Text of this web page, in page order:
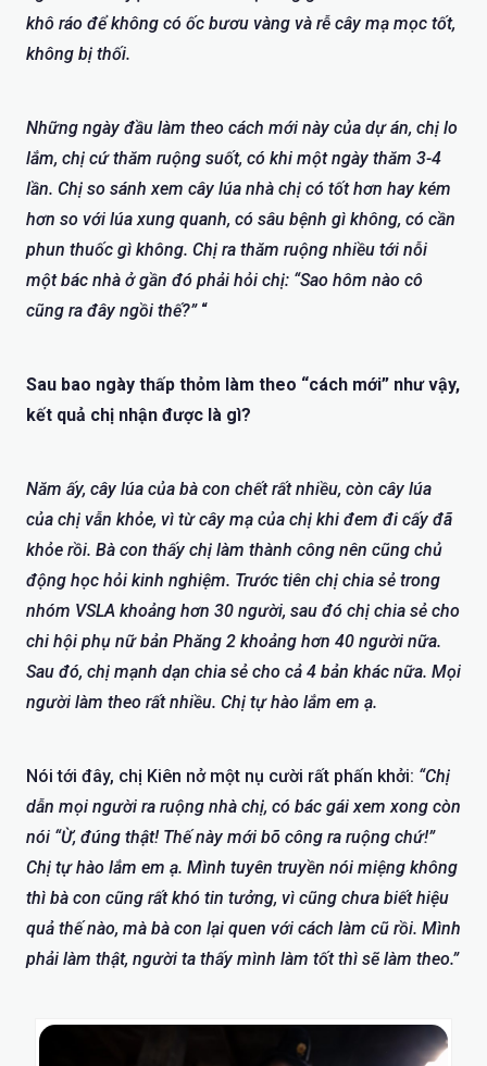
khô ráo để không có ốc bươu vàng và rễ cây mạ mọc tốt,
không bị thối.
Những ngày đầu làm theo cách mới này của dự án, chị lo
lắm, chị cứ thăm ruộng suốt, có khi một ngày thăm 3-4
lần. Chị so sánh xem cây lúa nhà chị có tốt hơn hay kém
hơn so với lúa xung quanh, có sâu bệnh gì không, có cần
phun thuốc gì không. Chị ra thăm ruộng nhiều tới nỗi
một bác nhà ở gần đó phải hỏi chị: “Sao hôm nào cô
cũng ra đây ngồi thế?” “
Sau bao ngày thấp thỏm làm theo “cách mới” như vậy,
kết quả chị nhận được là gì?
Năm ấy, cây lúa của bà con chết rất nhiều, còn cây lúa
của chị vẫn khỏe, vì từ cây mạ của chị khi đem đi cấy đã
khỏe rồi. Bà con thấy chị làm thành công nên cũng chủ
động học hỏi kinh nghiệm. Trước tiên chị chia sẻ trong
nhóm VSLA khoảng hơn 30 người, sau đó chị chia sẻ cho
chi hội phụ nữ bản Phăng 2 khoảng hơn 40 người nữa.
Sau đó, chị mạnh dạn chia sẻ cho cả 4 bản khác nữa. Mọi
người làm theo rất nhiều. Chị tự hào lắm em ạ.
Nói tới đây, chị Kiên nở một nụ cười rất phấn khởi: “Chị
dẫn mọi người ra ruộng nhà chị, có bác gái xem xong còn
nói “Ừ, đúng thật! Thế này mới bõ công ra ruộng chứ!”
Chị tự hào lắm em ạ. Mình tuyên truyền nói miệng không
thì bà con cũng rất khó tin tưởng, vì cũng chưa biết hiệu
quả thế nào, mà bà con lại quen với cách làm cũ rồi. Mình
phải làm thật, người ta thấy mình làm tốt thì sẽ làm theo.”